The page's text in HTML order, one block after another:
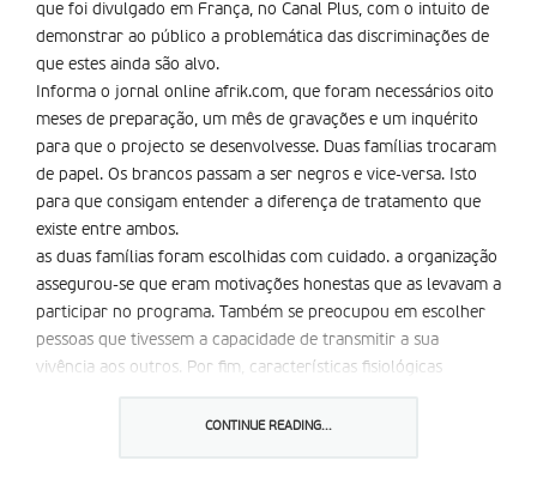
que foi divulgado em França, no Canal Plus, com o intuito de
demonstrar ao público a problemática das discriminações de
que estes ainda são alvo.
Informa o jornal online afrik.com, que foram necessários oito
meses de preparação, um mês de gravações e um inquérito
para que o projecto se desenvolvesse. Duas famílias trocaram
de papel. Os brancos passam a ser negros e vice-versa. Isto
para que consigam entender a diferença de tratamento que
existe entre ambos.
as duas famílias foram escolhidas com cuidado. a organização
assegurou-se que eram motivações honestas que as levavam a
participar no programa. Também se preocupou em escolher
pessoas que tivessem a capacidade de transmitir a sua
vivência aos outros. Por fim, características fisiológicas
possibilidade da troca de cor dos respectivos indivíduos.
CONTINUE READING...